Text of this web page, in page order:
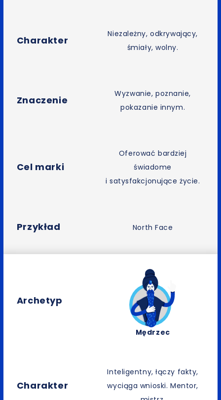
Charakter
Niezależny, odkrywający,
śmiały, wolny.
Znaczenie
Wyzwanie, poznanie,
pokazanie innym.
Cel marki
Oferować bardziej
świadome
i satysfakcjonujące życie.
Przykład North Face
Archetyp
Mędrzec
Charakter
Inteligentny, łączy fakty,
wyciąga wnioski. Mentor,